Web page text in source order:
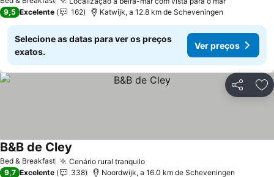
Ver
9,5 Excelente 162 Katwijk, a 12.8 km de Scheveningen
Selecione as datas para ver os preços
exatos.
Ver preços
Partilhar
Bed & Breakfast Cenário rural tranquiloVer preços
B&B de Cley
9,7 Excelente 338 Noordwijk, a 16.0 km de Scheveningen